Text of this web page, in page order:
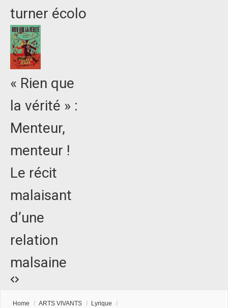
turner écolo
« Rien que
la vérité » :
Menteur,
menteur !
Le récit
malaisant
d’une
relation
malsaine
Home / ARTS VIVANTS / Lyrique
/